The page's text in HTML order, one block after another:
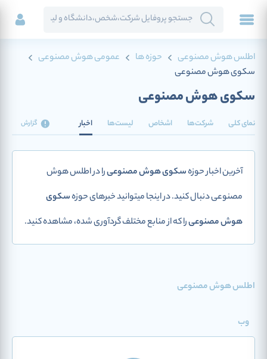
اطلس هوش مصنوعی حوزه ها
عمومی هوش مصنوعی
سکوی هوش مصنوعی
سکوی هوش مصنوعی
نمای کلی شرکت‌ها اشخاص لیست‌ها اخبار گزارش
آخرین اخبار حوزهسکوی هوش مصنوعیرا در اطلس هوش
مصنوعی دنبال کنید. در اینجا میتوانید خبرهای حوزهسکوی
هوش مصنوعیرا که از منابع مختلف گردآوری شده، مشاهده کنید.
اطلس هوش مصنوعی
وب